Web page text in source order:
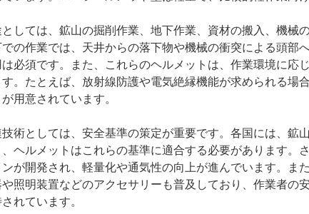
しては、鉱山の掘削作業、地下作業、資材の搬入、機械
の作業では、天井からの落下物や機械の衝突による頭部
必須です。また、これらのヘルメットは、作業環境に応
す。たとえば、放射線防護や電気絶縁機能が求められる場
用意されています。
術としては、安全基準の策定が重要です。各国には、鉱
、ヘルメットはこれらの基準に適合する必要があります。
が開発され、軽量化や通気性の向上が進んでいます。ま
照明装置などのアクセサリーも普及しており、作業者の
れています。